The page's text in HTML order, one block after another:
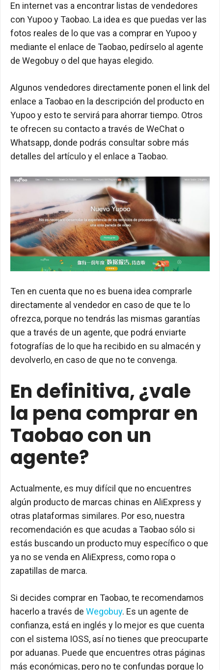
En internet vas a encontrar listas de vendedores
con Yupoo y Taobao. La idea es que puedas ver las
fotos reales de lo que vas a comprar en Yupoo y
mediante el enlace de Taobao, pedírselo al agente
de Wegobuy o del que hayas elegido.
Algunos vendedores directamente ponen el link del
enlace a Taobao en la descripción del producto en
Yupoo y esto te servirá para ahorrar tiempo. Otros
te ofrecen su contacto a través de WeChat o
Whatsapp, donde podrás consultar sobre más
detalles del artículo y el enlace a Taobao.
Ten en cuenta que no es buena idea comprarle
directamente al vendedor en caso de que te lo
ofrezca, porque no tendrás las mismas garantías
que a través de un agente, que podrá enviarte
fotografías de lo que ha recibido en su almacén y
devolverlo, en caso de que no te convenga.
En definitiva, ¿vale
la pena comprar en
Taobao con un
agente?
Actualmente, es muy difícil que no encuentres
algún producto de marcas chinas en AliExpress y
otras plataformas similares. Por eso, nuestra
recomendación es que acudas a Taobao sólo si
estás buscando un producto muy específico o que
ya no se venda en AliExpress, como ropa o
zapatillas de marca.
Si decides comprar en Taobao, te recomendamos
hacerlo a través de Wegobuy. Es un agente de
confianza, está en inglés y lo mejor es que cuenta
con el sistema IOSS, así no tienes que preocuparte
por aduanas. Puede que encuentres otras páginas
más económicas, pero no te confundas porque lo